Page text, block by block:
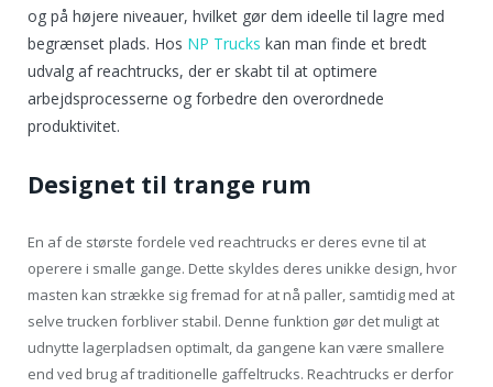
og på højere niveauer, hvilket gør dem ideelle til lagre med
begrænset plads. Hos NP Trucks kan man finde et bredt
udvalg af reachtrucks, der er skabt til at optimere
arbejdsprocesserne og forbedre den overordnede
produktivitet.
Designet til trange rum
En af de største fordele ved reachtrucks er deres evne til at
operere i smalle gange. Dette skyldes deres unikke design, hvor
masten kan strække sig fremad for at nå paller, samtidig med at
selve trucken forbliver stabil. Denne funktion gør det muligt at
udnytte lagerpladsen optimalt, da gangene kan være smallere
end ved brug af traditionelle gaffeltrucks. Reachtrucks er derfor